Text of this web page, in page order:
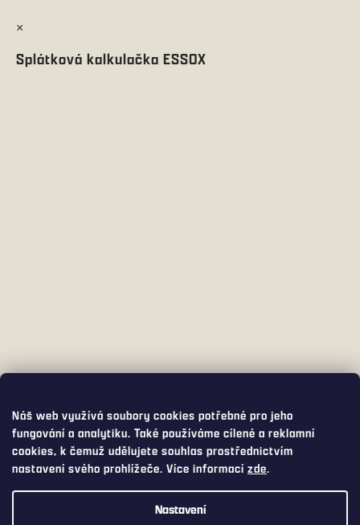
Náš web využívá soubory cookies potřebné pro jeho
fungování a analytiku. Také používáme cílené a reklamní
cookies, k čemuž udělujete souhlas prostřednictvím
nastavení svého prohlížeče. Více informacízde.
Nastavení
×
Splátková kalkulačka ESSOX